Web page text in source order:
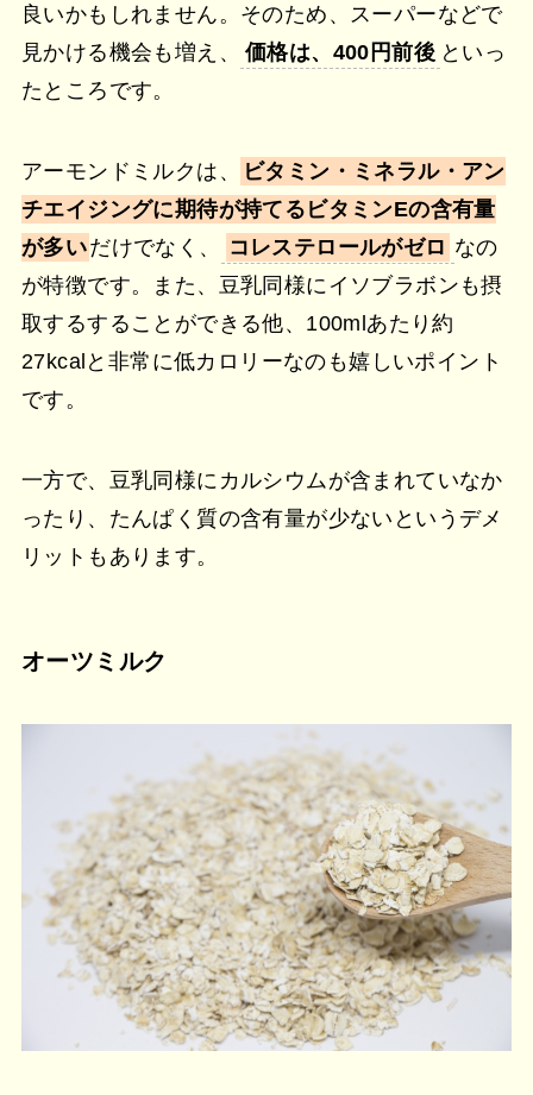
良いかもしれません。そのため、スーパーなどで
見かける機会も増え、
価格は、400円前後 といっ
たところです。
アーモンドミルクは、
ビタミン・ミネラル・アン
チエイジングに期待が持てるビタミンEの含有量
が多いだけでなく、 コレステロールがゼロ なの
が特徴です。また、豆乳同様にイソブラボンも摂
取するすることができる他、100mlあたり約
27kcalと非常に低カロリーなのも嬉しいポイント
です。
一方で、豆乳同様にカルシウムが含まれていなか
ったり、たんぱく質の含有量が少ないというデメ
リットもあります。
オーツミルク